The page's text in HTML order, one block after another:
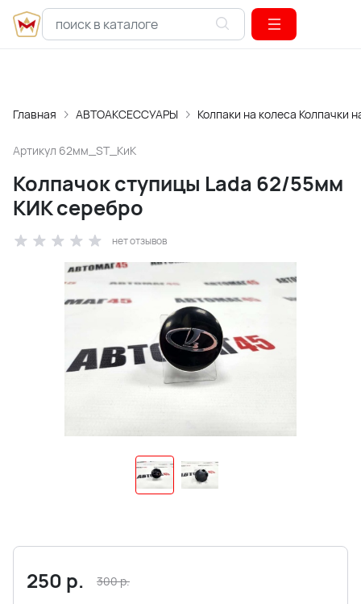
Главная АВТОАКСЕССУАРЫ Колпаки на колеса Колпачки
Артикул 62мм_ST_КиК
Колпачок ступицы Lada 62/55мм
КИК серебро
нет отзывов
250 р. 300р.